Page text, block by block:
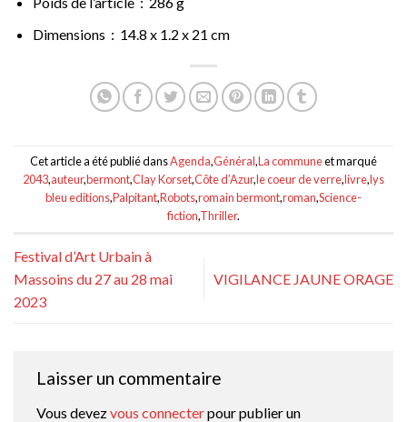
Dimensions ‏ : ‎ 14.8 x 1.2 x 21 cm
Cet article a été publié dansAgenda,Général,La communeet marqué
2043,auteur,bermont,Clay Korset,Côte d’Azur,le coeur de verre,livre,lys
bleu editions,Palpitant,Robots,romain bermont,roman,Science-
fiction,Thriller.
Festival d’Art Urbain à
Massoins du 27 au 28 mai
2023
VIGILANCE JAUNE ORAGE
Laisser un commentaire
Vous devezvous connecterpour publier un